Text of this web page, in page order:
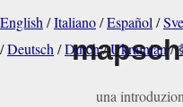
English /Italiano/Español /
/Deutsch /Dutch/Ukrainian/
una